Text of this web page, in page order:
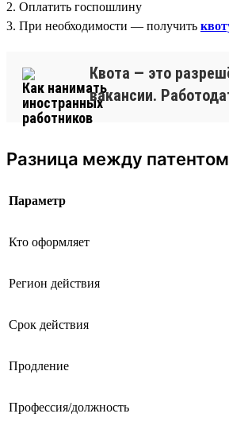
2. Оплатить госпошлину
3. При необходимости — получить
Квота — это
вакансии.
Разница между
Параметр
Кто оформляет
Регион действия
Срок действия
Продление
Профессия/должность